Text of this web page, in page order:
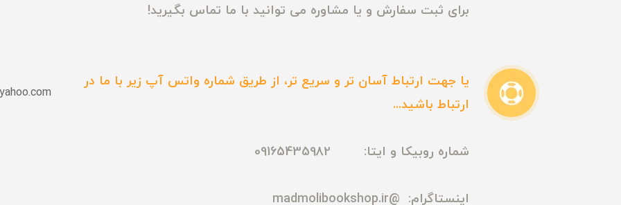
برای ثبت سفارش و یا مشاوره می توانید با ما تماس بگیرید!
یا جهت ارتباط آسان تر و سریع تر، از طریق شماره واتس آپ زیر با ما در
ارتباط باشید...
شماره روبیکا و ایتا: 09165435982
اینستاگرام: @madmolibookshop.ir